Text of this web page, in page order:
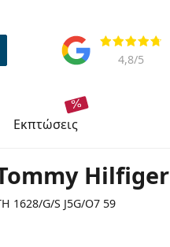
Αξιολογήσεις
4,8/5
εκπτώσεις
Hilfiger
1628/G/S J5G/O7 59